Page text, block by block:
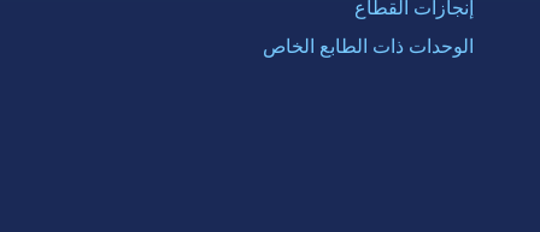
إنجازات القطاع
الوحدات ذات الطابع الخاص